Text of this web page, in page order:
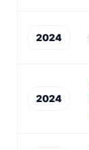
2024
2024